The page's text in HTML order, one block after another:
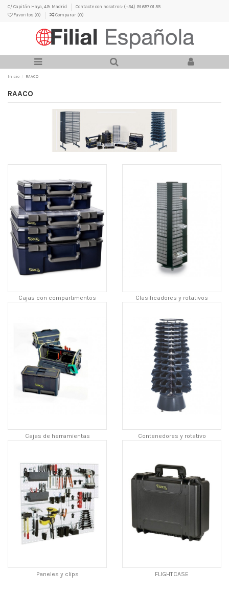
C/ Capitán Haya, 49. Madrid
Contacte con nosotros: (+34) 91 657 01 55
Favoritos (0) Comparar (0)
Inicio RAACO
RAACO
Cajas con compartimentos Clasificadores y rotativos
Cajas de herramientas Contenedores y rotativo
Paneles y clips FLIGHTCASE